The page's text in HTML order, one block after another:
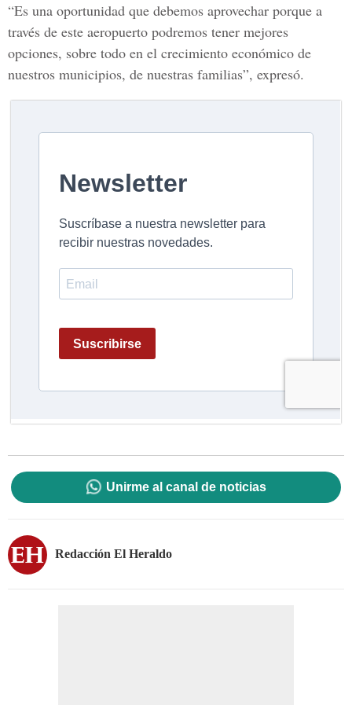
“Es una oportunidad que debemos aprovechar porque a
través de este aeropuerto podremos tener mejores
opciones, sobre todo en el crecimiento económico de
nuestros municipios, de nuestras familias”, expresó.
Unirme al canal de noticias
Redacción El Heraldo